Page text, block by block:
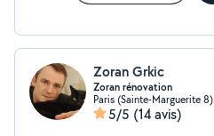
Zoran Grkic
Zoran rénovation
Paris (Sainte-Marguerite 8)
5/5 (14 avis)